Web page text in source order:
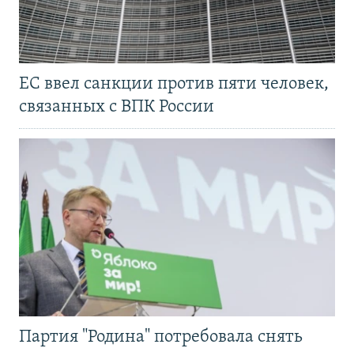
ЕС ввел санкции против пяти человек,
связанных с ВПК России
Партия "Родина" потребовала снять